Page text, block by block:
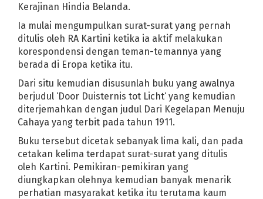
dengan Harga Murah
Looping dalam Looping Disertai
Kasih Gayus Tambunan
Hantam Laos 6-0, Indonesia
di Grup Maut Kejuaran Bulutangkis
Penanganan Gempa Berjalan Cepat, SBY Puas
Lengkap Sepakbola Piala Dunia 2010
Dalam Dua Pekan, KCB 2 Ditonton 1,5 Juta
United Incar Zidane Baru
Ferrari 458 Polesan Teknologi
7 Gantikan Windows Vista
Ahmadinejad: Gaza Akan Jadi
Sharapova, Petenis Wanita Berpenghasilan Tertinggi
Amerika, Bukti Gagalnya Kapitalisme
Google Chrome Susupi
Belajar Dari Krisis Amerika Serikat
Ronaldo "CR7" Pecahkan
untuk Palestina
Roger Federer, Petenis Legenda Abad Ini
Demo Kecam Israel Warnai Ibukota
Michael Heart "Song
Kerajinan Hindia Belanda.
Ia mulai mengumpulkan surat-surat yang pernah
ditulis oleh RA Kartini ketika ia aktif melakukan
korespondensi dengan teman-temannya yang
berada di Eropa ketika itu.
Dari situ kemudian disusunlah buku yang awalnya
berjudul ‘Door Duisternis tot Licht‘ yang kemudian
diterjemahkan dengan judul Dari Kegelapan Menuju
Cahaya yang terbit pada tahun 1911.
Buku tersebut dicetak sebanyak lima kali, dan pada
cetakan kelima terdapat surat-surat yang ditulis
oleh Kartini. Pemikiran-pemikiran yang
diungkapkan olehnya kemudian banyak menarik
perhatian masyarakat ketika itu terutama kaum